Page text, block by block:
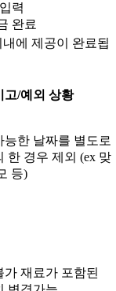
력
완료
에 제공이 완료됩
고/예외 상황
능한 날짜를 별도로
한 경우 제외 (ex 맞
등)
가 재료가 포함된